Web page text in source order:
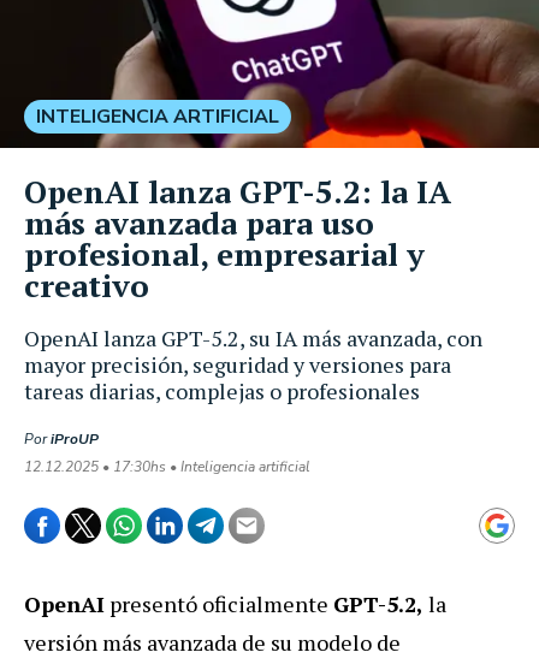
OpenAI lanza GPT-5.2, su IA más avanzada, con
mayor precisión, seguridad y versiones para
tareas diarias, complejas o profesionales
PoriProUP
12.12.2025 • 17:30hs • Inteligencia artificial
INTELIGENCIA ARTIFICIAL
OpenAI lanza GPT-5.2: la IA
más avanzada para uso
profesional, empresarial y
creativo
OpenAI presentó oficialmente GPT-5.2, la
versión más avanzada de su modelo de